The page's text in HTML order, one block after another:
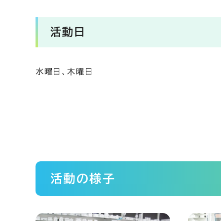
活動日
水曜日、木曜日
活動の様子